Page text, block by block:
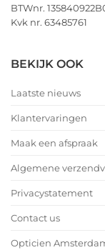
BTWnr.
Kvk nr. 63485761
BEKIJK OOK
Laatste nieuws
Klantervaringen
Maak een afspraak
Algemene
Privacystatement
Contact us
Opticien